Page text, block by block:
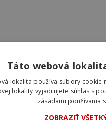
Táto webová
lokalita používa súbory cookie
lokality vyjadrujete súhlas s
zásadami používania
ZOBRAZIŤ